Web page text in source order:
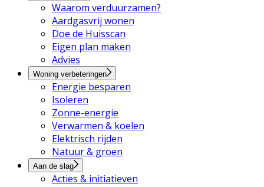
Waarom verduurzamen?
Aardgasvrij wonen
Doe de Huisscan
Eigen plan maken
Advies
Woning verbeteringen
Energie besparen
Isoleren
Zonne-energie
Verwarmen & koelen
Elektrisch rijden
Natuur & groen
Aan de slag
Acties & initiatieven